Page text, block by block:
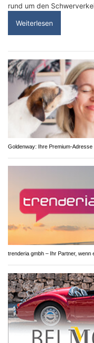
rund um den
Weiterlesen
Goldenway: Ihre Premium-
trenderia gmbh – Ihr Partner, wenn